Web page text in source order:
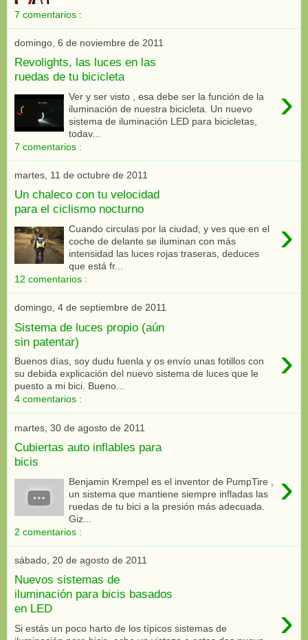
7 comentarios :
domingo, 6 de noviembre de 2011
Revolights, las luces en las
ruedas de tu bicicleta
›
Ver y ser visto , esa debe ser la función de la
iluminación de nuestra bicicleta. Un nuevo
sistema de iluminación LED para bicicletas,
todav...
7 comentarios :
martes, 11 de octubre de 2011
Un chaleco con tu velocidad
para el ciclismo nocturno
›
Cuando circulas por la ciudad, y ves que en el
coche de delante se iluminan con más
intensidad las luces rojas traseras, deduces
que está fr...
12 comentarios :
domingo, 4 de septiembre de 2011
Sistema de luces propio (aún
sin patentar)
›
Buenos días, soy dudu fuenla y os envío unas fotillos con
su debida explicación del nuevo sistema de luces que le
puesto a mi bici. Bueno...
4 comentarios :
martes, 30 de agosto de 2011
Cubiertas auto inflables para
bicis
›
Benjamin Krempel es el inventor de PumpTire ,
un sistema que mantiene siempre infladas las
ruedas de tu bici a la presión más adecuada.
Giz...
2 comentarios :
sábado, 20 de agosto de 2011
Nuevos sistemas de
iluminación para bicis basados
en LED
›
Si estás un poco harto de los típicos sistemas de